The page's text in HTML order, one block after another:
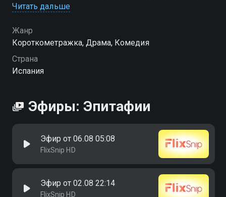
Может, мама не хотела эпитафии?
Читать дальше
Жанр
Короткометражка, Драма, Комедия
Страна
Испания
Эфиры: Эпитафии
Эфир от 06.08 05:08
FlixSnip HD
Эфир от 02.08 22:14
FlixSnip HD